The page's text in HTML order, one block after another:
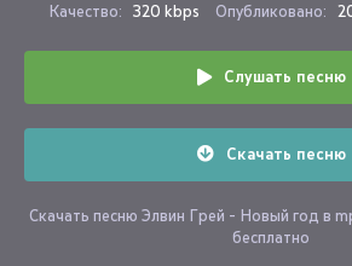
Качество: 320 kbps Опубликовано:
Слушать песню
Скачать песню
Скачать песню Элвин Грей - Новый год в
бесплатно